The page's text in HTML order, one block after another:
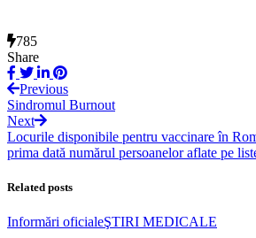
785
Share
Previous
Sindromul Burnout
Next
Locurile disponibile pentru vaccinare în
prima dată numărul persoanelor aflate pe
Related posts
Informări oficialeŞTIRI MEDICALE